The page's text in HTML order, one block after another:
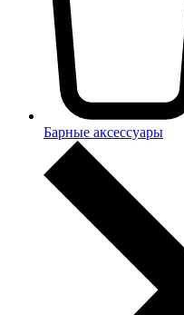
Барные аксессуары